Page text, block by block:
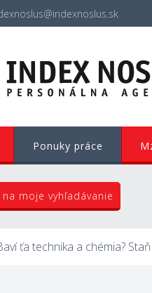
Ponuky práce
moje vyhľadávanie
ťa technika a chémia?